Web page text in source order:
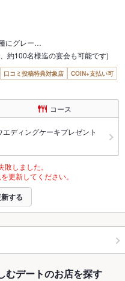
にグレー…
約100名様迄の宴会も可能です)
口コミ投稿特典対象店
COIN+支払い可
コース
ディングケーキプレゼント
しました。
更新してください。
する
むデートのお店を探す